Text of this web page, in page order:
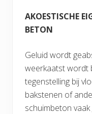
AKOESTISCHE
BETON
Geluid wordt
weerkaatst wordt
tegenstelling bij
bakstenen of
schuimbeton